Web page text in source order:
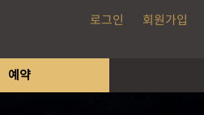
로그인 회원가입
예약